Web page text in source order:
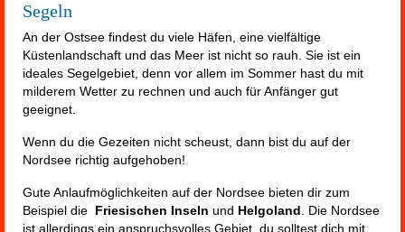
Segeln
An der Ostsee findest du viele Häfen, eine vielfältige
Küstenlandschaft und das Meer ist nicht so rauh. Sie ist ein
ideales Segelgebiet, denn vor allem im Sommer hast du mit
milderem Wetter zu rechnen und auch für Anfänger gut
geeignet.
Wenn du die Gezeiten nicht scheust, dann bist du auf der
Nordsee richtig aufgehoben!
Gute Anlaufmöglichkeiten auf der Nordsee bieten dir zum
Beispiel die Friesischen Inseln und Helgoland . Die Nordsee
ist allerdings ein anspruchsvolles Gebiet, du solltest dich mit